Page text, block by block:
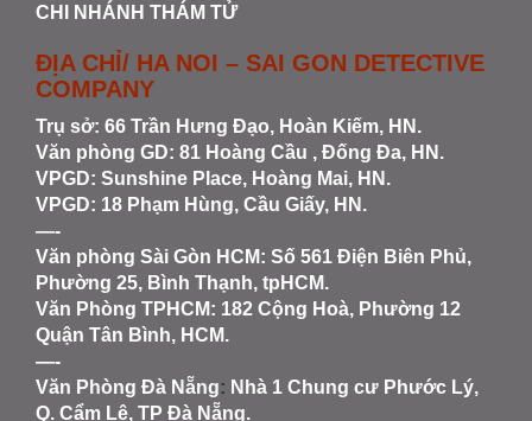
CHI NHÁNH THÁM TỬ
ĐỊA CHỈ/ HA NOI – SAI GON DETECTIVE
COMPANY
Trụ sở: 66 Trần Hưng Đạo, Hoàn Kiếm, HN.
Văn phòng GD: 81 Hoàng Cầu , Đống Đa, HN.
VPGD: Sunshine Place, Hoàng Mai, HN.
VPGD: 18 Phạm Hùng, Cầu Giấy, HN.
—-
Văn phòng Sài Gòn HCM: Số 561 Điện Biên Phủ,
Phường 25, Bình Thạnh, tpHCM.
Văn Phòng TPHCM: 182 Cộng Hoà, Phường 12
Quận Tân Bình, HCM.
—-
Văn Phòng Đà Nẵng: Nhà 1 Chung cư Phước Lý,
Q. Cẩm Lệ, TP Đà Nẵng.